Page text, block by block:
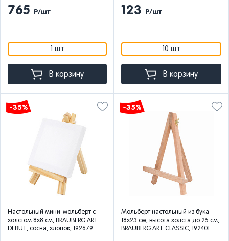
765 Р/шт
1 шт
В корзину
123 Р/шт
10 шт
В корзину
-35%
Настольный мини-мольберт с
холстом 8х8 см, BRAUBERG ART
DEBUT, сосна, хлопок, 192679
-35%
Мольберт настольный из бука
18х23 см, высота холста до 25 см,
BRAUBERG ART CLASSIC, 192401